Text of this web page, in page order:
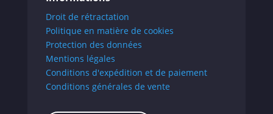
Droit de rétractation
Politique en matière de cookies
Protection des données
Mentions légales
Conditions d'expédition et de paiement
Conditions générales de vente